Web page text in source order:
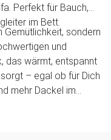
Perfekt für Bauch,
im Bett.
Gemütlichkeit, sondern
und
das wärmt, entspannt
– egal ob für Dich
mehr Dackel im